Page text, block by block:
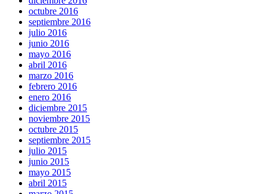
octubre 2016
septiembre 2016
julio 2016
junio 2016
mayo 2016
abril 2016
marzo 2016
febrero 2016
enero 2016
diciembre 2015
noviembre 2015
octubre 2015
septiembre 2015
julio 2015
junio 2015
mayo 2015
abril 2015